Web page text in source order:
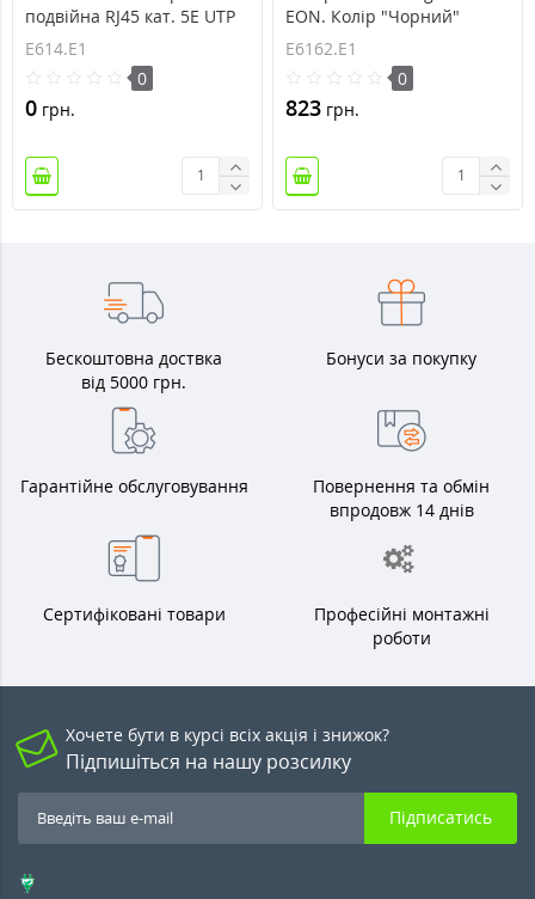
подвійна RJ45 кат. 5E UTP
Aling Conel EON. Колір
"Чорний" (E614.E1)
E614.E1
0
0 грн.
EON. Колір "Чорний"
(E6162.E1)
E6162.E1
0
823 грн.
Бескоштовна доствка
від 5000 грн.
Бонуси за покупку
Гарантійне обслуговування
Повернення та обмін
впродовж 14 днів
Сертифіковані товари
Професійні монтажні
роботи
Хочете бути в курсі всіх акція і знижок?
Підпишіться на нашу розсилку
Підписатись